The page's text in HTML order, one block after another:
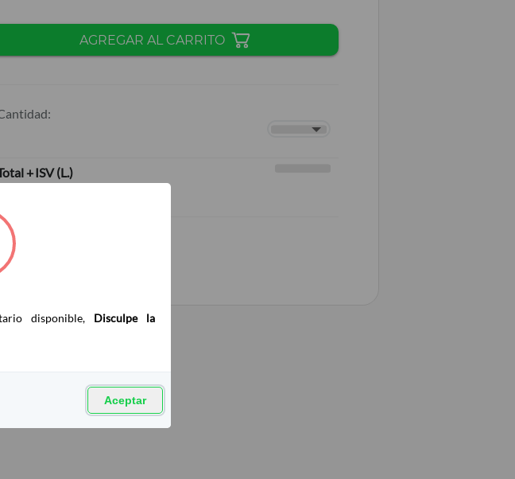
AGREGAR AL CARRITO
+ ISV(L.)
disponible, Disculpe la
Aceptar